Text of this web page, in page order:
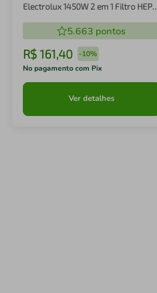
Electrolux 1450W 2 em 1 Filtro HEPA
5.663 pontos
R$ 161,40 -10%
No pagamento com Pix
Ver detalhes